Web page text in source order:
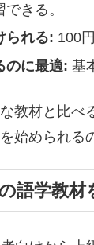
きる。
られる: 100
のに最適: 基
教材と比べ
始められる
語学教材